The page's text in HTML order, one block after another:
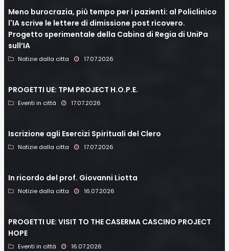
Meno burocrazia, più tempo per i pazienti: al Policlinico
l'IA scrive le lettere di dimissione post ricovero.
Progetto sperimentale della Cabina di Regia di UniPa
sull’IA
Notizie dalla citta 17.07.2026
PROGETTI UE: TPM PROJECT H.O.P.E.
Eventi in città 17.07.2026
Iscrizione agli Esercizi Spirituali del Clero
Notizie dalla citta 17.07.2026
In ricordo del prof. Giovanni Liotta
Notizie dalla citta 16.07.2026
PROGETTI UE: VISIT TO THE CASERMA CASCINO PROJECT
HOPE
Eventi in città 16.07.2026